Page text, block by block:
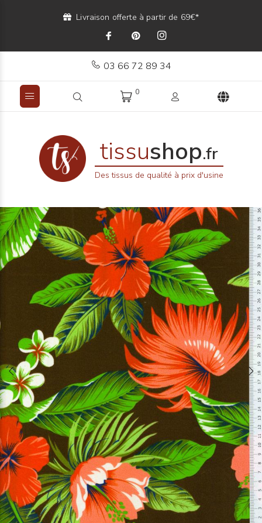
Livraison offerte à partir de 69€*
03 66 72 89 34
0
tissushop.fr
Des tissus de qualité à prix d'usine